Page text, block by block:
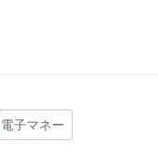
電子マネー